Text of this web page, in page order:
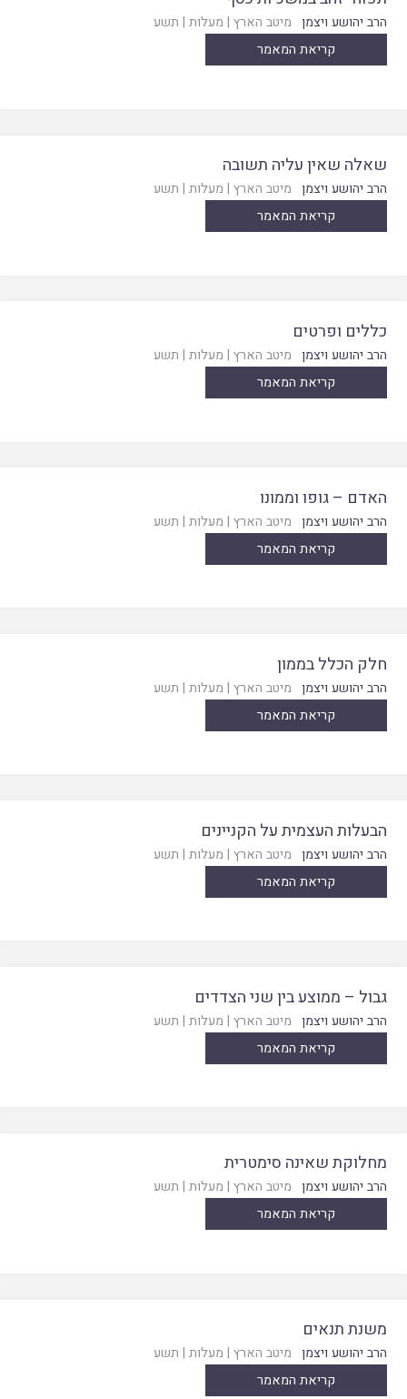
הרב יהושע ויצמן מיטב הארץ | מעלות | תשע
קריאת המאמר
שאלה שאין עליה תשובה
הרב יהושע ויצמן מיטב הארץ | מעלות | תשע
קריאת המאמר
כללים ופרטים
הרב יהושע ויצמן מיטב הארץ | מעלות | תשע
קריאת המאמר
האדם – גופו וממונו
הרב יהושע ויצמן מיטב הארץ | מעלות | תשע
קריאת המאמר
חלק הכלל בממון
הרב יהושע ויצמן מיטב הארץ | מעלות | תשע
קריאת המאמר
הבעלות העצמית על הקניינים
הרב יהושע ויצמן מיטב הארץ | מעלות | תשע
קריאת המאמר
גבול – ממוצע בין שני הצדדים
הרב יהושע ויצמן מיטב הארץ | מעלות | תשע
קריאת המאמר
מחלוקת שאינה סימטרית
הרב יהושע ויצמן מיטב הארץ | מעלות | תשע
קריאת המאמר
משנת תנאים
הרב יהושע ויצמן מיטב הארץ | מעלות | תשע
קריאת המאמר